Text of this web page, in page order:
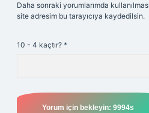
Daha sonraki yorumlarımda
site adresim bu tarayıcıya kaydedilsin.
10 - 4 kaçtır? *